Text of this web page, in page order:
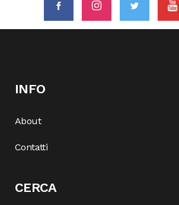
INFO
About
Contatti
CERCA